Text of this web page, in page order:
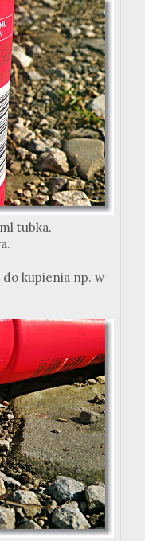
tubka.
do kupienia np. w